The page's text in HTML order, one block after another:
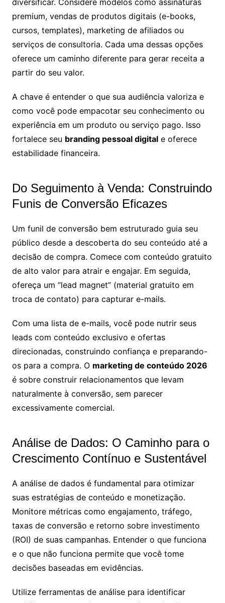
premium, vendas de produtos digitais (e-books,
cursos, templates), marketing de afiliados ou
serviços de consultoria. Cada uma dessas opções
oferece um caminho diferente para gerar receita a
partir do seu valor.
A chave é entender o que sua audiência valoriza e
como você pode empacotar seu conhecimento ou
experiência em um produto ou serviço pago. Isso
fortalece seu branding pessoal digitale oferece
estabilidade financeira.
Do Seguimento à Venda: Construindo
Funis de Conversão Eficazes
Um funil de conversão bem estruturado guia seu
público desde a descoberta do seu conteúdo até a
decisão de compra. Comece com conteúdo gratuito
de alto valor para atrair e engajar. Em seguida,
ofereça um “lead magnet” (material gratuito em
troca de contato) para capturar e-mails.
Com uma lista de e-mails, você pode nutrir seus
leads com conteúdo exclusivo e ofertas
direcionadas, construindo confiança e preparando-
os para a compra. O marketing de conteúdo 2026
é sobre construir relacionamentos que levam
naturalmente à conversão, sem parecer
excessivamente comercial.
Análise de Dados: O Caminho para o
Crescimento Contínuo e Sustentável
A análise de dados é fundamental para otimizar
suas estratégias de conteúdo e monetização.
Monitore métricas como engajamento, tráfego,
taxas de conversão e retorno sobre investimento
(ROI) de suas campanhas. Entender o que funciona
e o que não funciona permite que você tome
decisões baseadas em evidências.
Utilize ferramentas de análise para identificar